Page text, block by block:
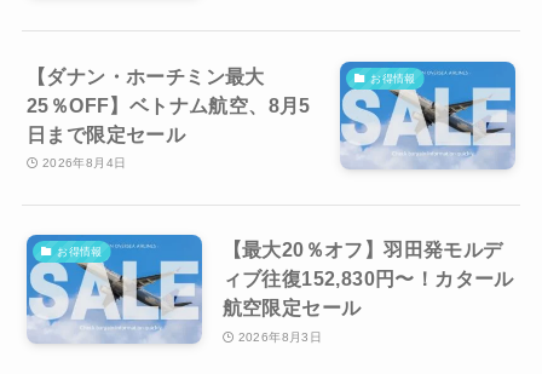
お得情報
【ダナン・ホーチミン最大
25％OFF】ベトナム航空、8月5
日まで限定セール
2026年8月4日
お得情報
【最大20％オフ】羽田発モルデ
ィブ往復152,830円〜！カタール
航空限定セール
2026年8月3日